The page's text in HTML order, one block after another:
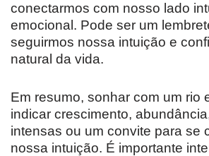
conectarmos com nosso lado
emocional. Pode ser um
seguirmos nossa intuição e
natural da vida.
Em resumo, sonhar com um rio
indicar crescimento,
intensas ou um convite para se
nossa intuição. É importante